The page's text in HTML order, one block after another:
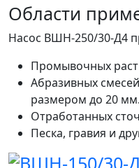
Области
Насос ВШН-250/30-Д4
Промывочных
Абразивных
размером до 20 мм.
Отработанных
Песка, гравия и